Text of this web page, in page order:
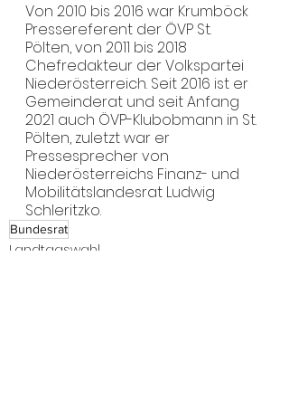
Von 2010 bis 2016 war Krumböck
Pressereferent der ÖVP St.
Pölten, von 2011 bis 2018
Chefredakteur der Volkspartei
Niederösterreich. Seit 2016 ist er
Gemeinderat und seit Anfang
2021 auch ÖVP-Klubobmann in St.
Pölten, zuletzt war er
Pressesprecher von
Niederösterreichs Finanz- und
Mobilitätslandesrat Ludwig
Schleritzko.
Bundesrat
Landtagswahl